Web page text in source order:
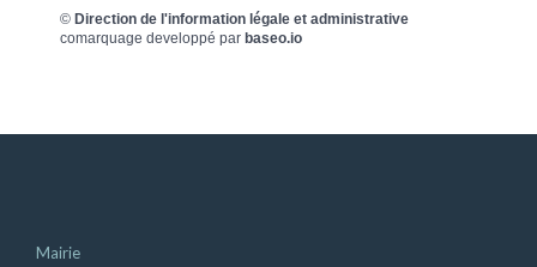
© Direction de l'information légale et administrative
comarquage developpé par baseo.io
Mairie